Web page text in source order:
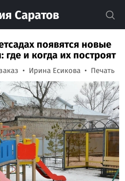
Саратов
появятся новые
и когда их построят
Ирина Есикова Печать